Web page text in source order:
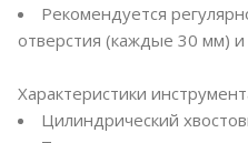
Рекомендуется
отверстия (каждые 30 мм) и
Характеристики
Цилиндрический